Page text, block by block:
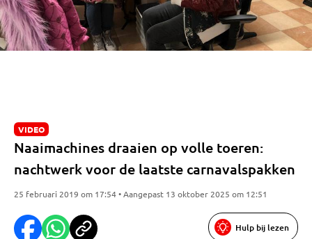
VIDEO
Naaimachines draaien op volle toeren:
nachtwerk voor de laatste carnavalspakken
25 februari 2019 om 17:54 • Aangepast 13 oktober 2025 om 12:51
Hulp bij lezen